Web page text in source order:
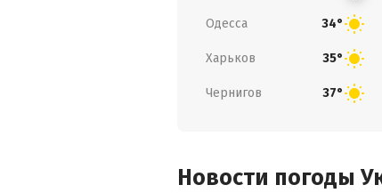
Одесса 34°
Харьков 35°
Чернигов 37°
Новости погоды